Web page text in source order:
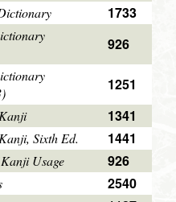
1733
926
1251
1341
Sixth Ed.
1441
Usage
926
2540